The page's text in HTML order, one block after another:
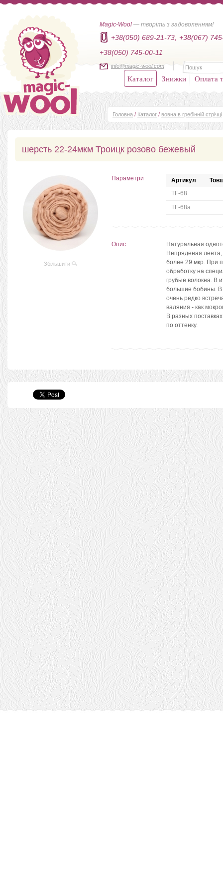
Magic-Wool — творіть з задоволенням!
+38(050) 689-21-73,
+38(067)
+38(050) 745-00-11
info@magic-wool.com
Каталог Знижки Оплата
Головна / Каталог / вовна в гребінній стрічці
шерсть 22-24мкм Троицк розово бежевый
Збільшити
Параметри Артикул
TF-68
TF-68а
Опис
Натуральная
Непряденая
более 29 мкр. При
обработку на
грубые волокна. В
большие бобины. В
очень редко
валяния - как
В разных
по оттенку.